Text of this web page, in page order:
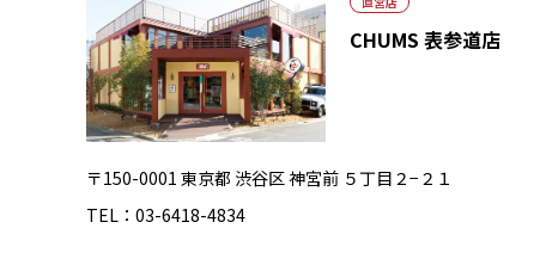
CHUMS 表参道店
〒150-0001 東京都 渋谷区 神宮前 ５丁目２−２１
TEL：03-6418-4834